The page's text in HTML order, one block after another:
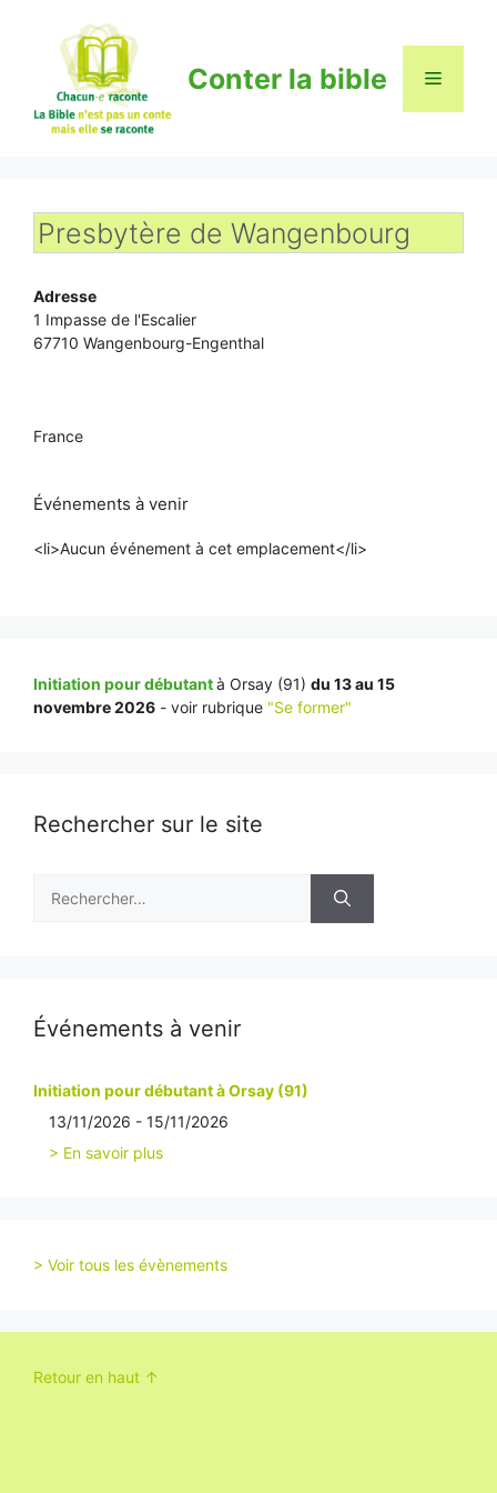
Conter la bible Menu
Presbytère de Wangenbourg
Adresse
1 Impasse de l'Escalier
67710 Wangenbourg-Engenthal
France
Événements à venir
<li>Aucun événement à cet emplacement</li>
Initiation pour débutantà Orsay (91) du 13 au 15
novembre 2026 - voir rubrique "Se former"
Rechercher sur le site
Événements à venir
Initiation pour débutant à Orsay (91)
13/11/2026 - 15/11/2026
> En savoir plus
> Voir tous les évènements
Retour en haut ↑